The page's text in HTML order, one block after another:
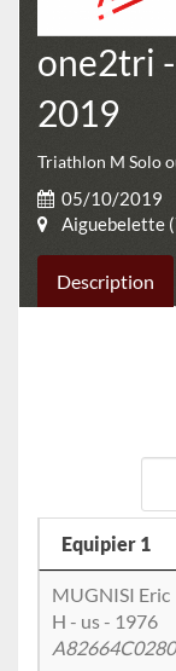
one2tri
2019
Triathlon M Solo
05/10/2019
Aiguebelette
Description
Equipier 1
MUGNISI Eric
H - us - 1976